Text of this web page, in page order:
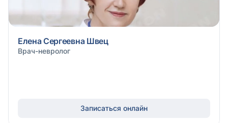
Елена Сергеевна Швец
Врач-невролог
Записаться онлайн